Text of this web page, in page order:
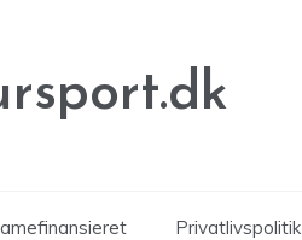
Privatlivspolitik